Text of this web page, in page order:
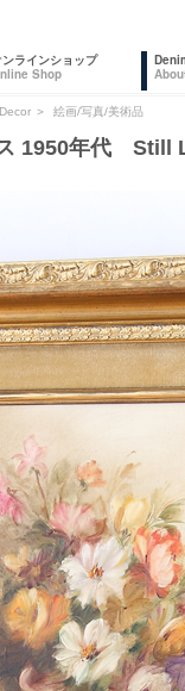
ラインショップ
Shop
＞ 絵画/写真/美術品
1950年代 Still